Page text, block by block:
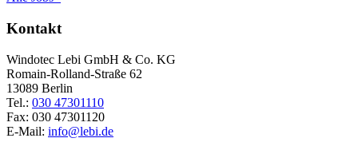
Kontakt
Windotec Lebi GmbH & Co. KG
Romain-Rolland-Straße 62
13089 Berlin
Tel.: 030 47301110
Fax: 030 47301120
E-Mail: info@lebi.de